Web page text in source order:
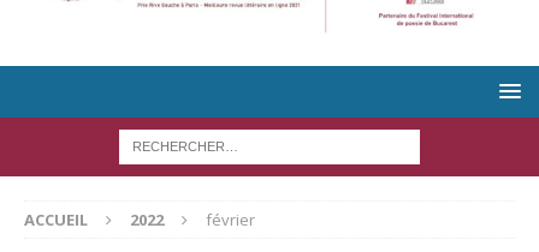
ACCUEIL 2022 février